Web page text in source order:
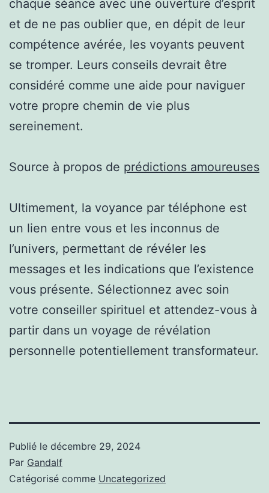
chaque séance avec une ouverture d’esprit
et de ne pas oublier que, en dépit de leur
compétence avérée, les voyants peuvent
se tromper. Leurs conseils devrait être
considéré comme une aide pour naviguer
votre propre chemin de vie plus
sereinement.
Source à propos de prédictions amoureuses
Ultimement, la voyance par téléphone est
un lien entre vous et les inconnus de
l’univers, permettant de révéler les
messages et les indications que l’existence
vous présente. Sélectionnez avec soin
votre conseiller spirituel et attendez-vous à
partir dans un voyage de révélation
personnelle potentiellement transformateur.
Publié le décembre 29, 2024
Par Gandalf
Catégorisé comme Uncategorized